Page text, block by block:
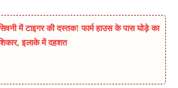
में टाइगर की दस्तक! फार्म हाउस के पास घोड़े का
इलाके में दहशत